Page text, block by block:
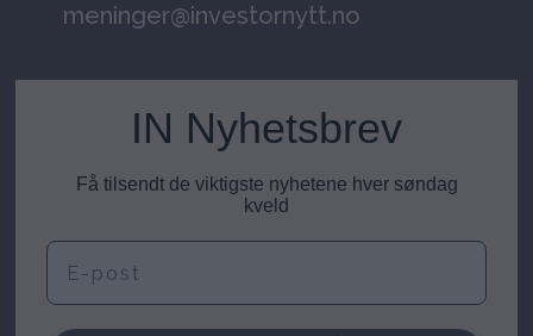
meninger@investornytt.no
IN Nyhetsbrev
Få tilsendt de viktigste nyhetene hver søndag
kveld
E-post